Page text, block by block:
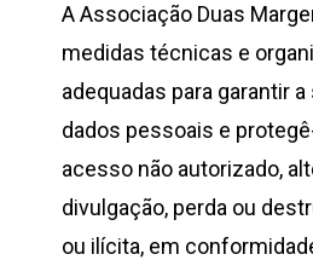
A Associação Duas
medidas técnicas e
adequadas para garantir
dados pessoais e
acesso não autorizado,
divulgação, perda ou
ou ilícita, em